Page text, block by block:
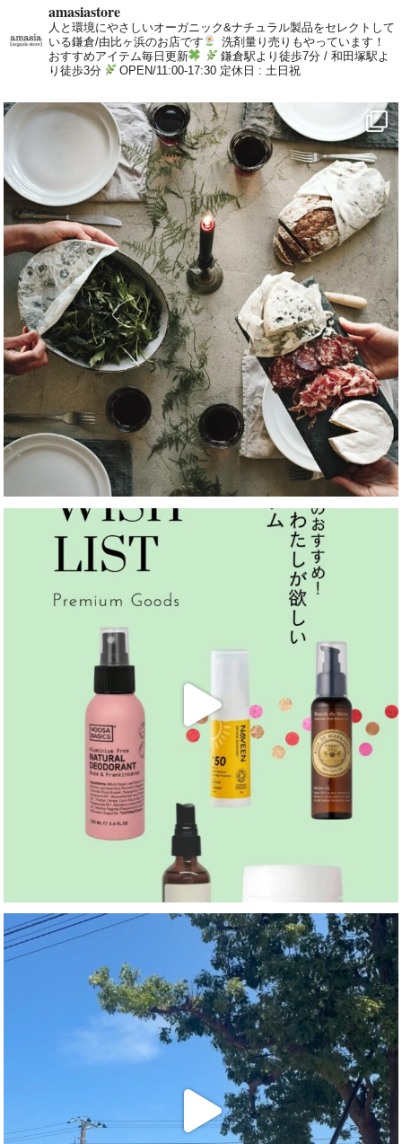
amasiastore
人と環境にやさしいオーガニック&ナチュラル製品をセレクトして
いる鎌倉/由比ヶ浜のお店です
洗剤量り売りもやっています！
おすすめアイテム毎日更新
鎌倉駅より徒歩7分 / 和田塚駅よ
り徒歩3分
OPEN/11:00-17:30 定休日 : 土日祝